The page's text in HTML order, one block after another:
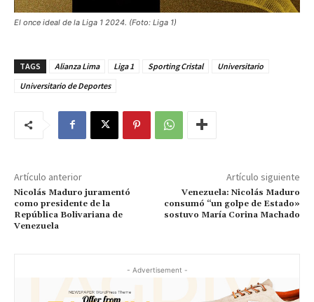
El once ideal de la Liga 1 2024. (Foto: Liga 1)
TAGS Alianza Lima Liga 1 Sporting Cristal
Universitario
Universitario de Deportes
Artículo anterior
Nicolás Maduro juramentó
como presidente de la
República Bolivariana de
Venezuela
Artículo siguiente
Venezuela: Nicolás Maduro
consumó “un golpe de Estado»
sostuvo María Corina Machado
- Advertisement -